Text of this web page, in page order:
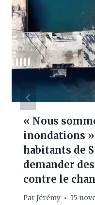
« Nous
inondations
habitants de
demander
contre le
Par Jérémy 15